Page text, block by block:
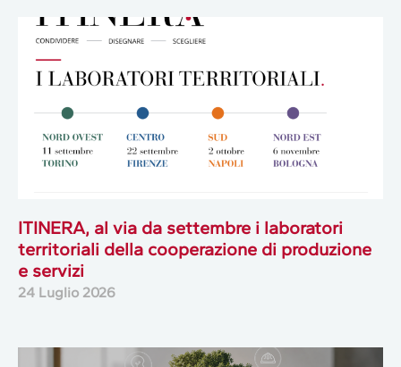
ITINERA, al via da settembre i laboratori
territoriali della cooperazione di produzione
e servizi
24 Luglio 2026